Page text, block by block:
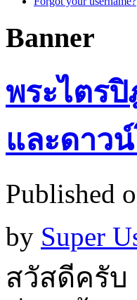
Banner
พระไตร
และดาว
Published
by Super
สวัสดีครับ